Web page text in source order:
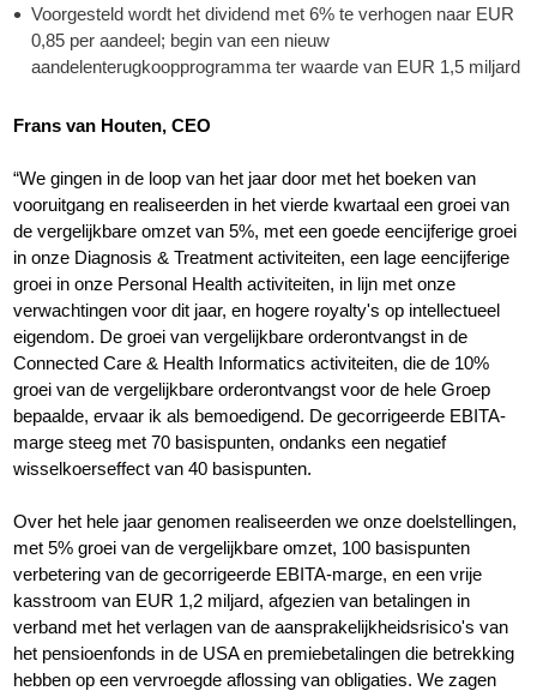
Voorgesteld wordt het dividend met 6% te verhogen naar EUR
0,85 per aandeel; begin van een nieuw
aandelenterugkoopprogramma ter waarde van EUR 1,5 miljard
Frans van Houten, CEO
“We gingen in de loop van het jaar door met het boeken van
vooruitgang en realiseerden in het vierde kwartaal een groei van
de vergelijkbare omzet van 5%, met een goede eencijferige groei
in onze Diagnosis & Treatment activiteiten, een lage eencijferige
groei in onze Personal Health activiteiten, in lijn met onze
verwachtingen voor dit jaar, en hogere royalty's op intellectueel
eigendom. De groei van vergelijkbare orderontvangst in de
Connected Care & Health Informatics activiteiten, die de 10%
groei van de vergelijkbare orderontvangst voor de hele Groep
bepaalde, ervaar ik als bemoedigend. De gecorrigeerde EBITA-
marge steeg met 70 basispunten, ondanks een negatief
wisselkoerseffect van 40 basispunten.
Over het hele jaar genomen realiseerden we onze doelstellingen,
met 5% groei van de vergelijkbare omzet, 100 basispunten
verbetering van de gecorrigeerde EBITA-marge, en een vrije
kasstroom van EUR 1,2 miljard, afgezien van betalingen in
verband met het verlagen van de aansprakelijkheidsrisico's van
het pensioenfonds in de USA en premiebetalingen die betrekking
hebben op een vervroegde aflossing van obligaties. We zagen